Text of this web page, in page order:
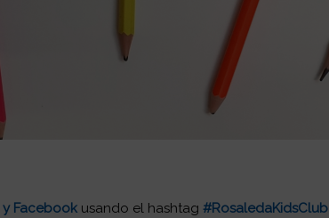
y Facebook usando el hashtag #RosaledaKidsClub